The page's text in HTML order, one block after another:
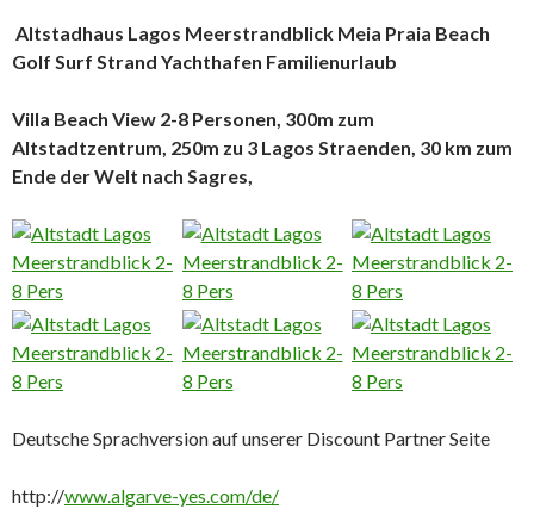
Altstadhaus Lagos Meerstrandblick Meia Praia Beach
Golf Surf Strand Yachthafen Familienurlaub
Villa Beach View 2-8 Personen, 300m zum
Altstadtzentrum, 250m zu 3 Lagos Straenden, 30 km zum
Ende der Welt nach Sagres,
Deutsche Sprachversion auf unserer Discount Partner Seite
http://www.algarve-yes.com/de/